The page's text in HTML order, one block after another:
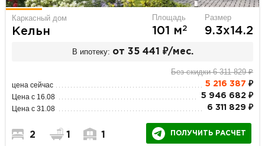
Каркасный дом
Кельн
Площадь
101 м2
Размер
9.3х14.2
В ипотеку: от 35 441 ₽/мес.
Без скидки 6 311 829 ₽
цена сейчас 5 216 387 ₽
Цена с 16.08 5 946 682 ₽
Цена с 31.08 6 311 829 ₽
2 1 1 ПОЛУЧИТЬ РАСЧЕТ